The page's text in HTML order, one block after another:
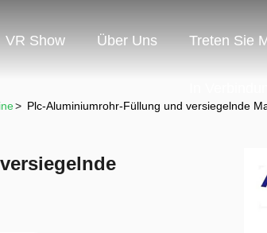
VR Show Über Uns Treten Sie
> Plc-Aluminiumrohr-Füllung und versiegelnde